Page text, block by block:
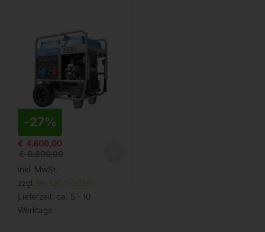
-27%
€ 4.800,00
€6.600,00
inkl. MwSt.
zzgl. Versandkosten
Lieferzeit: ca. 5 - 10
Werktage